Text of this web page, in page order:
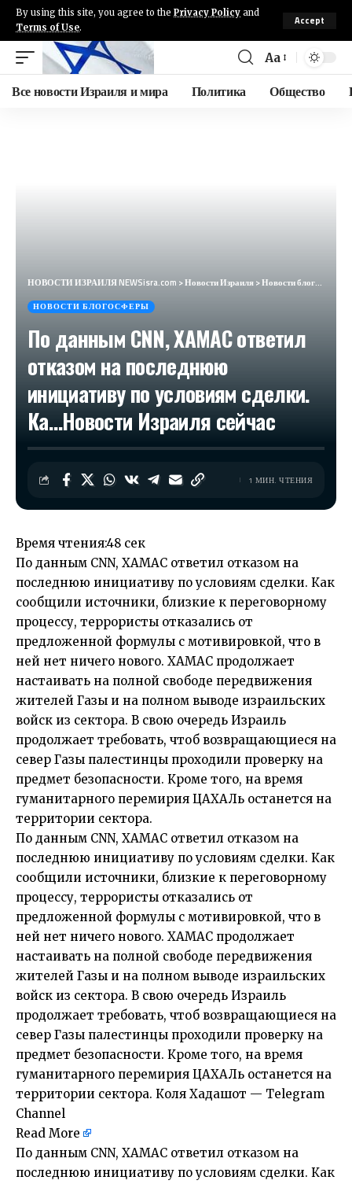
By using this site, you agree to the Privacy Policy and
Terms of Use.
Accept
Aa
Все новости Израиля и мира Политика Общество
НОВОСТИ ИЗРАИЛЯ NEWSisra.com >Новости Израиля>Новости блогосферы
НОВОСТИ БЛОГОСФЕРЫ
По данным CNN, ХАМАС ответил
отказом на последнюю
инициативу по условиям сделки.
Ка…​Новости Израиля сейчас
1 МИН. ЧТЕНИЯ
Время чтения:48 сек
По данным CNN, ХАМАС ответил отказом на
последнюю инициативу по условиям сделки. Как
сообщили источники, близкие к переговорному
процессу, террористы отказались от
предложенной формулы с мотивировкой, что в
ней нет ничего нового. ХАМАС продолжает
настаивать на полной свободе передвижения
жителей Газы и на полном выводе израильских
войск из сектора. В свою очередь Израиль
продолжает требовать, чтоб возвращающиеся на
север Газы палестинцы проходили проверку на
предмет безопасности. Кроме того, на время
гуманитарного перемирия ЦАХАЛь останется на
территории сектора.
По данным CNN, ХАМАС ответил отказом на
последнюю инициативу по условиям сделки. Как
сообщили источники, близкие к переговорному
процессу, террористы отказались от
предложенной формулы с мотивировкой, что в
ней нет ничего нового. ХАМАС продолжает
настаивать на полной свободе передвижения
жителей Газы и на полном выводе израильских
войск из сектора. В свою очередь Израиль
продолжает требовать, чтоб возвращающиеся на
север Газы палестинцы проходили проверку на
предмет безопасности. Кроме того, на время
гуманитарного перемирия ЦАХАЛь останется на
территории сектора. Коля Хадашот — Telegram
Channel
Read More
По данным CNN, ХАМАС ответил отказом на
последнюю инициативу по условиям сделки. Как